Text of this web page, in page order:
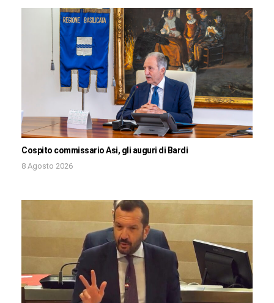
Cospito commissario Asi, gli auguri di Bardi
8 Agosto 2026